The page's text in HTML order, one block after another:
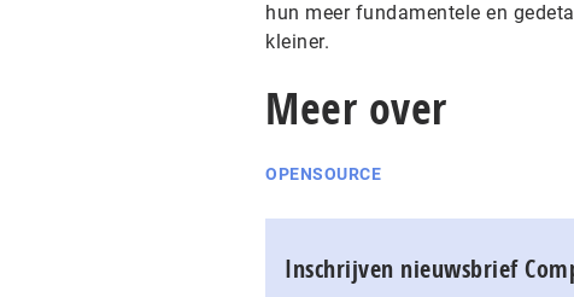
hun meer fundamentele en
kleiner.
Meer over
OPENSOURCE
Inschrijven nieuwsbrief